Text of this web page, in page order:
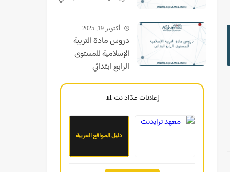
أكتوبر 19, 2025
دروس مادة التربية
الإسلامية للمستوى
الرابع ابتدائي
إعلانات عدّاد نت 📊
دليل المواقع العربية